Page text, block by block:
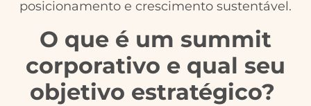
posicionamento e crescimento sustentável.
O que é um summit
corporativo e qual seu
objetivo estratégico?